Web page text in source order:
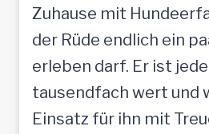
Zuhause mit
der Rüde endlich ein
erleben darf. Er ist
tausendfach wert und
Einsatz für ihn mit